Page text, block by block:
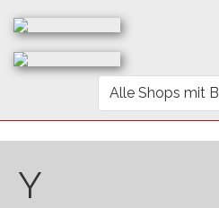
Alle Shops mit
Y